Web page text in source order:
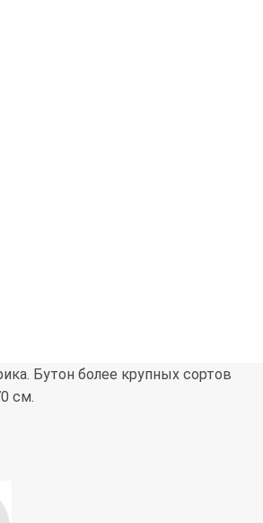
Бутон более крупных сортов
см.